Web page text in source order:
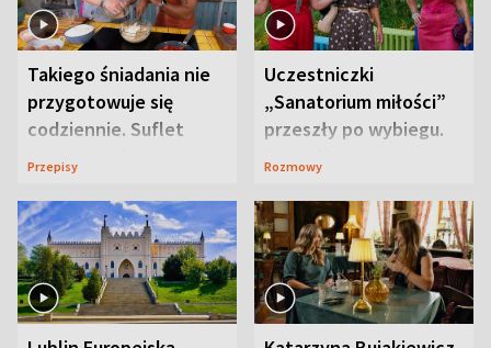
Takiego śniadania nie
przygotowuje się
codziennie. Suflet
serowy zachwyca
Przepisy
Uczestniczki
„Sanatorium miłości”
przeszły po wybiegu.
Te stylizacje
Rozmowy